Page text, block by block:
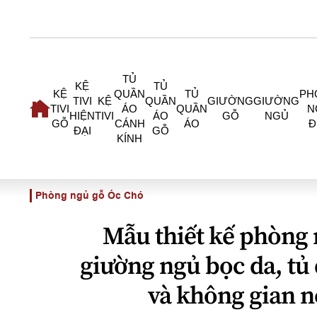
KỆ
TIVI
GỖ
KỆ
TIVI
HIỆN
ĐẠI
KỆ
TIVI
TỦ
QUẦN
ÁO
CÁNH
KÍNH
TỦ
QUẦN
ÁO
GỖ
TỦ
QUẦN
ÁO
GIƯỜNG
GỖ
GIƯỜNG
NGỦ
Phòng ngủ gỗ Óc Chó
Mẫu thiết kế phòng
giường ngủ bọc da,
và không gian